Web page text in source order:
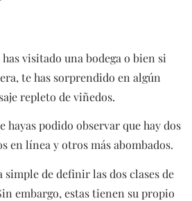
visitado una bodega o bien si
te has sorprendido en algún
repleto de viñedos.
hayas podido observar que hay dos
en línea y otros más abombados.
simple de definir las dos clases de
embargo, estas tienen su propio